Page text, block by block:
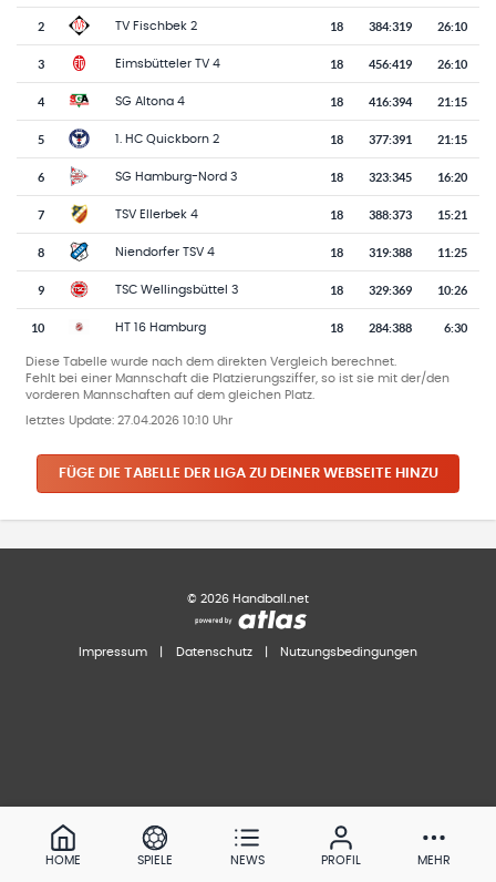
2 TV Fischbek 2 18 384:319 26:10
3 Eimsbütteler TV 4 18 456:419 26:10
4 SG Altona 4 18 416:394 21:15
5 1. HC Quickborn 2 18 377:391 21:15
6 SG Hamburg-Nord 3 18 323:345 16:20
7 TSV Ellerbek 4 18 388:373 15:21
8 Niendorfer TSV 4 18 319:388 11:25
9 TSC Wellingsbüttel 3 18 329:369 10:26
10 HT 16 Hamburg 18 284:388 6:30
Diese Tabelle wurde nach dem direkten Vergleich berechnet.
Fehlt bei einer Mannschaft die Platzierungsziffer, so ist sie mit der/den
vorderen Mannschaften auf dem gleichen Platz.
letztes Update: 27.04.2026 10:10 Uhr
FÜGE DIE TABELLE DER LIGA ZU DEINER WEBSEITE HINZU
© 2026 Handball.net
Impressum Datenschutz Nutzungsbedingungen
HOME SPIELE NEWS PROFIL MEHR